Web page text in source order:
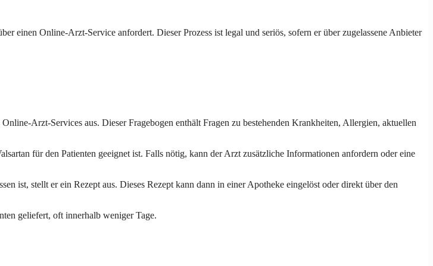
einen Online-Arzt-Service anfordert. Dieser Prozess ist legal und seriös, sofern er über zugelassene Anbieter
Arzt-Services aus. Dieser Fragebogen enthält Fragen zu bestehenden Krankheiten, Allergien, aktuellen
für den Patienten geeignet ist. Falls nötig, kann der Arzt zusätzliche Informationen anfordern oder eine
ist, stellt er ein Rezept aus. Dieses Rezept kann dann in einer Apotheke eingelöst oder direkt über den
geliefert, oft innerhalb weniger Tage.